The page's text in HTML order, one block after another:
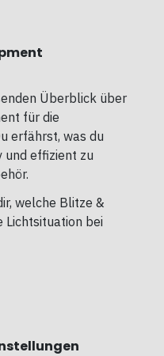
Überblick über
für die
erfährst, was du
effizient zu
welche Blitze &
Lichtsituation bei